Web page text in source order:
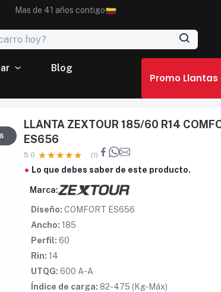
Mas de 41 años contigo
Blog
Promo Llantas
6
LLANTA ZEXTOUR 185/60 R14
ES656
5.0 (1)
Lo que debes saber de este producto.
Marca:
Diseño: COMFORT ES656
Ancho: 185
Perfil: 60
Rin: 14
UTQG: 600 A-A
Índice de carga: 82-475 (Kg-Máx)